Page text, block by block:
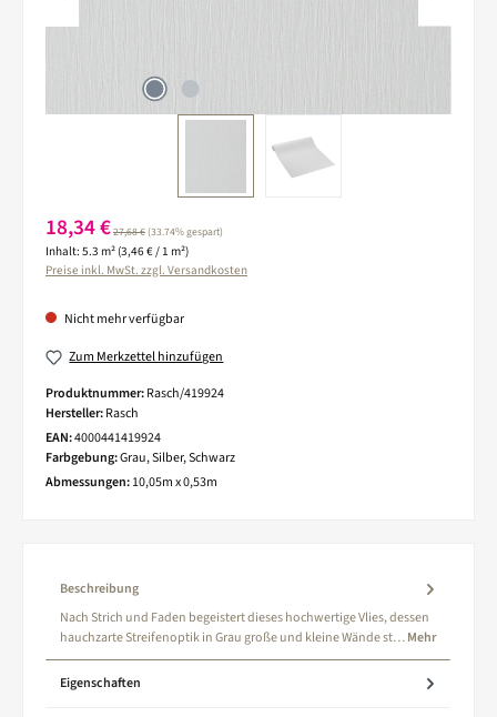
Verkaufspreis:
18,34 €Regulärer Preis:
27,68 €(33.74% gespart)
Inhalt: 5.3 m² (3,46 € / 1 m²)
Preise inkl. MwSt. zzgl. Versandkosten
Nicht mehr verfügbar
Zum Merkzettel hinzufügen
Produktnummer:Rasch/419924
Hersteller:Rasch
EAN:4000441419924
Farbgebung:Grau, Silber, Schwarz
Abmessungen:10,05m x 0,53m
Beschreibung
Nach Strich und Faden begeistert dieses hochwertige Vlies, dessen
hauchzarte Streifenoptik in Grau große und kleine Wände st…Mehr
Eigenschaften